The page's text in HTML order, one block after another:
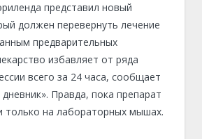
представил новый
должен перевернуть лечение
предварительных
избавляет от ряда
всего за 24 часа, сообщает
дневник». Правда, пока препарат
только на лабораторных мышах.